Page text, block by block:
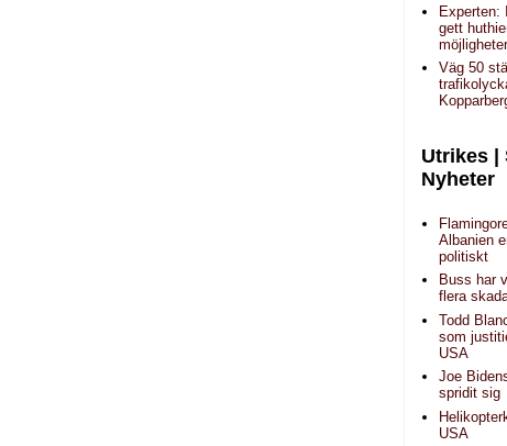
Experten:
gett
Väg 50
Utrikes |
Nyheter
Albanien
politiskt
Buss har
flera
Todd
som
USA
Joe
spridit sig
USA